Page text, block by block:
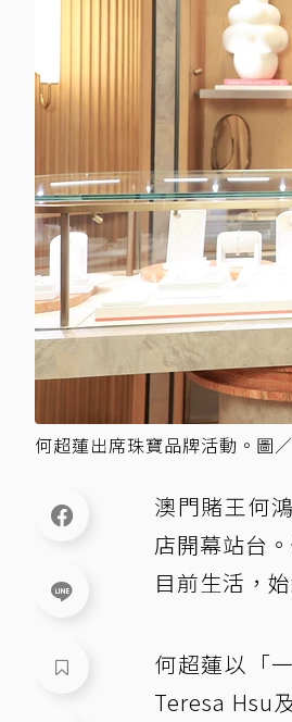
何超蓮出席珠寶品牌活動。圖
澳門賭王何
店開幕站台
目前生活，
何超蓮以「
Teresa Hsu